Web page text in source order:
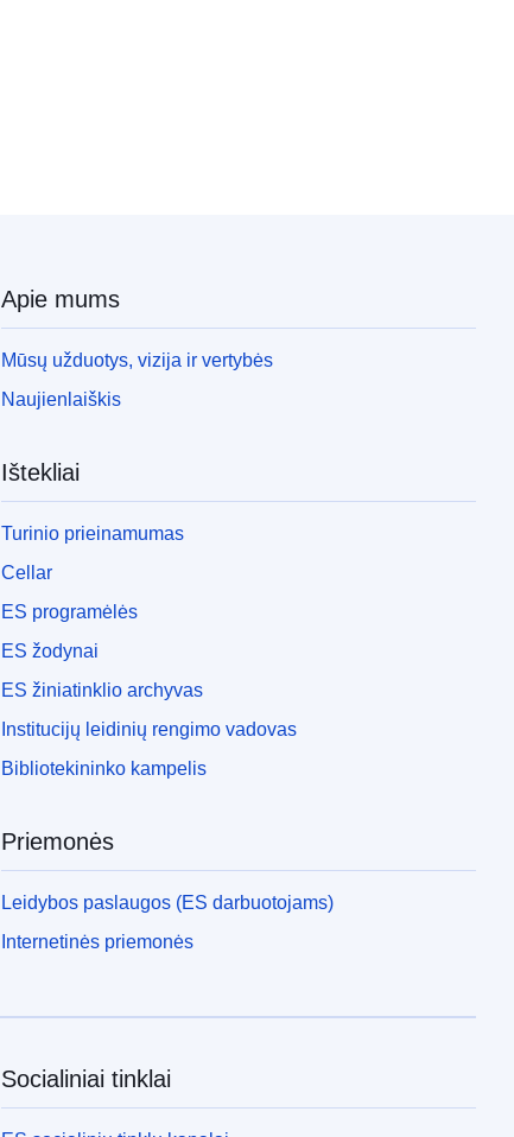
Apie mums
Mūsų užduotys, vizija ir vertybės
Naujienlaiškis
Ištekliai
Turinio prieinamumas
Cellar
ES programėlės
ES žodynai
ES žiniatinklio archyvas
Institucijų leidinių rengimo vadovas
Bibliotekininko kampelis
Priemonės
Leidybos paslaugos (ES darbuotojams)
Internetinės priemonės
Socialiniai tinklai